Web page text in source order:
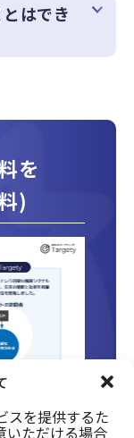
スを提供するた
いただける場合
はでき
を
)